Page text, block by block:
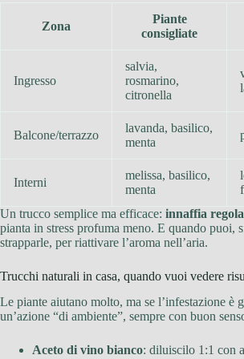
Zona
Piante
consigliate
Ingresso
salvia,
rosmarino,
citronella
Balcone/terrazzo
lavanda, basilico,
menta
Interni
melissa, basilico,
menta
Un trucco semplice ma efficace: innaffia
pianta in stress profuma meno. E quando puoi,
strapparle, per riattivare l’aroma nell’aria.
Trucchi naturali in casa, quando vuoi vedere
Le piante aiutano molto, ma se l’infestazione è
un’azione “di ambiente”, sempre con buon
Aceto di vino bianco: diluiscilo 1:1 con